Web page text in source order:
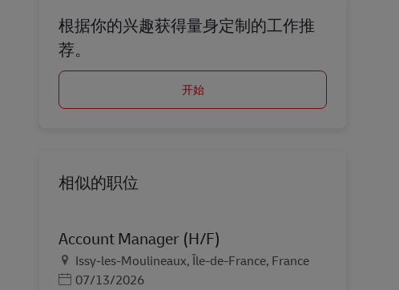
根据你的兴趣获得量身定制的工作推
荐。
开始
相似的职位
Account Manager (H/F)
地点Issy-les-Moulineaux, Île-de-France, France
Posted Date
07/13/2026